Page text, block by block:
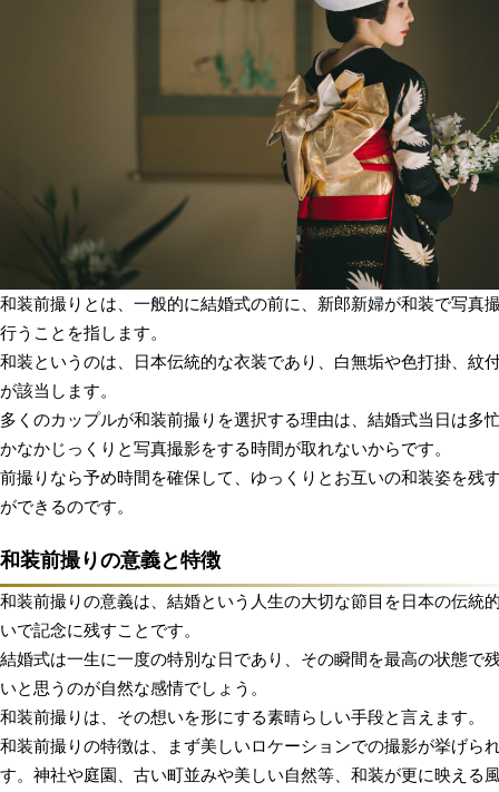
和装前撮りとは、一般的に結婚式の前に、新郎新婦が和装で写真
行うことを指します。
和装というのは、日本伝統的な衣装であり、白無垢や色打掛、紋
が該当します。
多くのカップルが和装前撮りを選択する理由は、結婚式当日は多
かなかじっくりと写真撮影をする時間が取れないからです。
前撮りなら予め時間を確保して、ゆっくりとお互いの和装姿を残
ができるのです。
和装前撮りの意義と特徴
和装前撮りの意義は、結婚という人生の大切な節目を日本の伝統
いで記念に残すことです。
結婚式は一生に一度の特別な日であり、その瞬間を最高の状態で
いと思うのが自然な感情でしょう。
和装前撮りは、その想いを形にする素晴らしい手段と言えます。
和装前撮りの特徴は、まず美しいロケーションでの撮影が挙げら
す。神社や庭園、古い町並みや美しい自然等、和装が更に映える